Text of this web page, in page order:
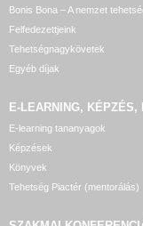
Bonis Bona – A nemzet
Felfedezettjeink
Tehetségnagykövetek
Egyéb díjak
E-LEARNING, KÉPZÉS,
E-learning tananyagok
Képzések
Könyvek
Tehetség Piactér (mentorálás)